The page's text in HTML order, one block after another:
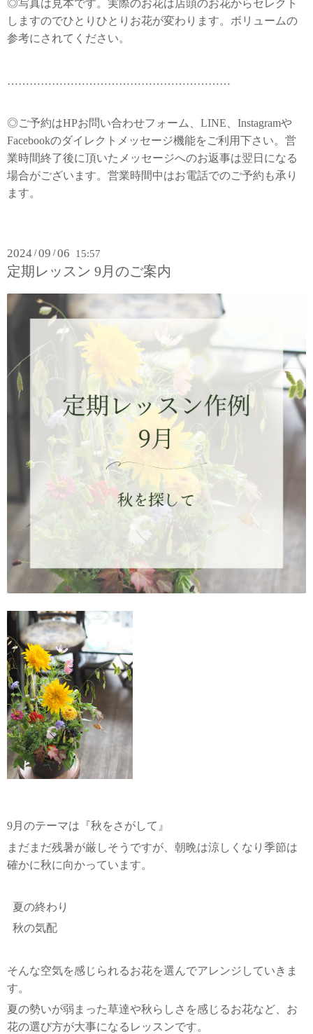
◎写真は見本です。実際のお花は店頭のお花からセレクト
しますのでひとりひとりお花が変わります。ボリュームの
参考にされてください。
……………………………………………………
◎ご予約はHPお問い合わせフォーム、LINE、Instagramや
Facebookのダイレクトメッセージ機能をご利用下さい。営
業時間終了後に頂いたメッセージへのお返事は翌日になる
場合がございます。営業時間中はお電話でのご予約も承り
ます。
2024 /09 /06 15:57
定期レッスン 9月のご案内
9月のテーマは『秋をさがして』
まだまだ残暑が厳しそうですが、朝晩は涼しくなり季節は
確かに秋に向かっています。
夏の終わり
秋の気配
そんな空気を感じられるお花を選んでアレンジしていきま
す。
夏の勢いが弱まった草達や秋らしさを感じるお花など、お
花の選び方が大事になるレッスンです。